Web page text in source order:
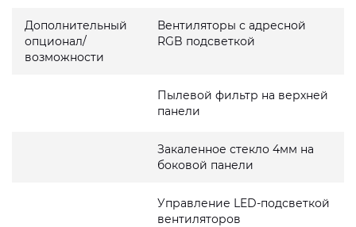
Дополнительный
опционал/
возможности
Вентиляторы с адресной
RGB подсветкой
Пылевой фильтр на верхней
панели
Закаленное стекло 4мм на
боковой панели
Управление LED-подсветкой
вентиляторов